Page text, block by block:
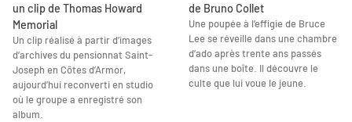
un clip de Thomas Howard
Memorial
Un clip réalisé à partir d’images
d’archives du pensionnat Saint-
Joseph en Côtes d’Armor,
aujourd’hui reconverti en studio
où le groupe a enregistré son
album.
de Bruno Collet
Une poupée à l’effigie de Bruce
Lee se réveille dans une chambre
d’ado après trente ans passés
dans une boîte. Il découvre le
culte que lui voue le jeune.